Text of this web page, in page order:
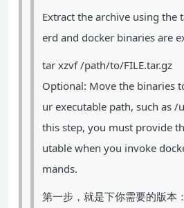
Extract the archive using the
erd and docker binaries are
tar xzvf /path/to/FILE.tar.gz
Optional: Move the binaries
ur executable path, such as
this step, you must provide
utable when you invoke
mands.
第一步，就是下你需要的版本：